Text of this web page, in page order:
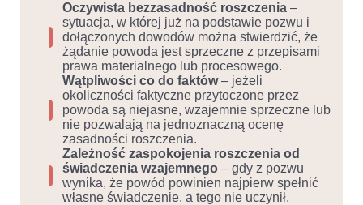
Oczywista bezzasadność roszczenia –
sytuacja, w której już na podstawie pozwu i
dołączonych dowodów można stwierdzić, że
żądanie powoda jest sprzeczne z przepisami
prawa materialnego lub procesowego.
Wątpliwości co do faktów– jeżeli
okoliczności faktyczne przytoczone przez
powoda są niejasne, wzajemnie sprzeczne lub
nie pozwalają na jednoznaczną ocenę
zasadności roszczenia.
Zależność zaspokojenia roszczenia od
świadczenia wzajemnego – gdy z pozwu
wynika, że powód powinien najpierw spełnić
własne świadczenie, a tego nie uczynił.